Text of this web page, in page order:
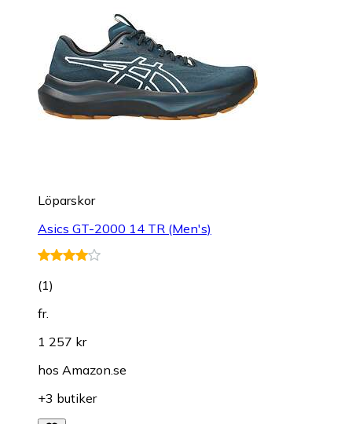
Löparskor
Asics GT-2000 14 TR (Men's)
(1)
fr.
1 257 kr
hos Amazon.se
+3 butiker